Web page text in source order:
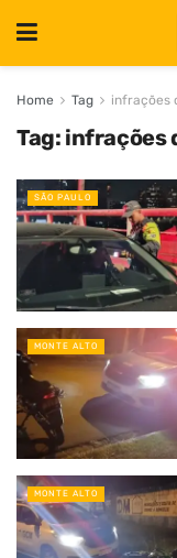
Home Tag infrações
Tag: infrações
SÃO PAULO
MONTE ALTO
MONTE ALTO